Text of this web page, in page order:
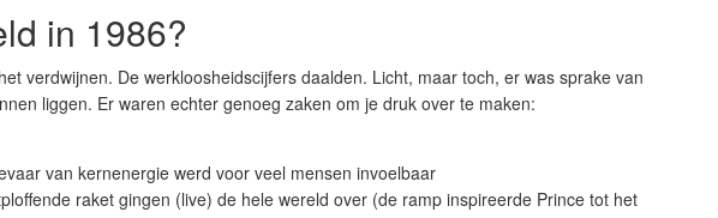
in 1986?
verdwijnen. De werkloosheidscijfers daalden. Licht, maar toch, er was sprake van
liggen. Er waren echter genoeg zaken om je druk over te maken:
van kernenergie werd voor veel mensen invoelbaar
raket gingen (live) de hele wereld over (de ramp inspireerde Prince tot het